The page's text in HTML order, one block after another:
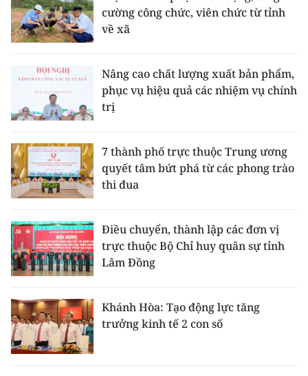
cường công chức, viên chức từ tỉnh
về xã
Nâng cao chất lượng xuất bản phẩm,
phục vụ hiệu quả các nhiệm vụ chính
trị
7 thành phố trực thuộc Trung ương
quyết tâm bứt phá từ các phong trào
thi đua
Điều chuyển, thành lập các đơn vị
trực thuộc Bộ Chỉ huy quân sự tỉnh
Lâm Đồng
Khánh Hòa: Tạo động lực tăng
trưởng kinh tế 2 con số